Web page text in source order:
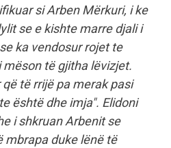
si Arben Mërkuri, i ke
se e kishte marre djali i
ka vendosur rojet te
mëson të gjitha lëvizjet.
të rrijë pa merak pasi
është dhe imja". Elidoni
i shkruan Arbenit se
mbrapa duke lënë të